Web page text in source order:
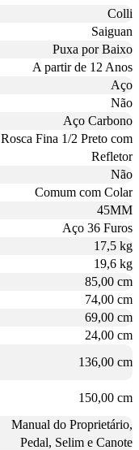
Colli
Saiguan
Puxa por Baixo
A partir de 12 Anos
Aço
Não
Aço Carbono
Rosca Fina 1/2 Preto com
Refletor
Não
Comum com Colar
45MM
Aço 36 Furos
17,5 kg
19,6 kg
85,00 cm
74,00 cm
69,00 cm
24,00 cm
136,00 cm
150,00 cm
Manual do Proprietário,
Pedal, Selim e Canote